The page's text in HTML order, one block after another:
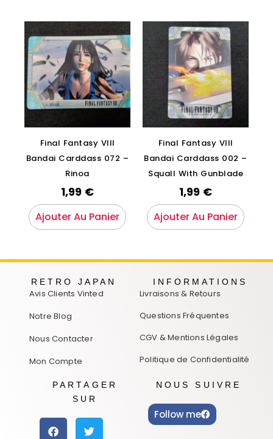
Final Fantasy VIII
Bandai Carddass 072 –
Rinoa
1,99 €
Ajouter Au Panier
Final Fantasy VIII
Bandai Carddass 002 –
Squall With Gunblade
1,99 €
Ajouter Au Panier
RETRO JAPAN
Avis Clients Vinted
Notre Blog
Nous Contacter
Mon Compte
INFORMATIONS
Livraisons & Retours
Questions Fréquentes
CGV & Mentions Légales
Politique de Confidentialité
PARTAGER
SUR
NOUS SUIVRE
Follow me